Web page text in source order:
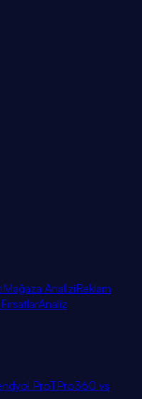
Mağaza AnaliziReklam
Analiz
ProTPro360 vs